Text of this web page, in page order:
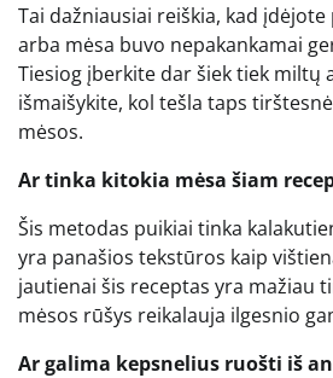
Tai dažniausiai reiškia, kad
arba mėsa buvo nepakankamai
Tiesiog įberkite dar šiek tiek miltų
išmaišykite, kol tešla taps
mėsos.
Ar tinka kitokia mėsa šiam
Šis metodas puikiai tinka
yra panašios tekstūros kaip
jautienai šis receptas yra mažiau
mėsos rūšys reikalauja ilgesnio
Ar galima kepsnelius ruošti iš